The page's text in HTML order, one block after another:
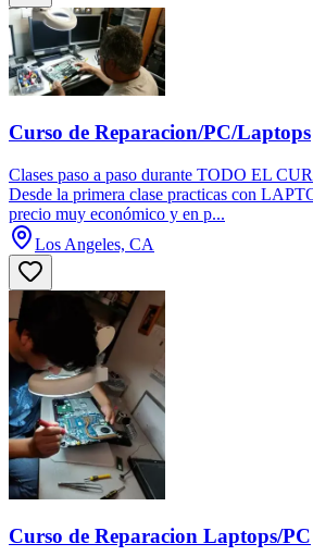
Curso de Reparacion/PC/Laptops
Clases paso a paso durante TODO EL
Desde la primera clase practicas con
precio muy económico y en p...
Los Angeles, CA
Curso de Reparacion Laptops/PC